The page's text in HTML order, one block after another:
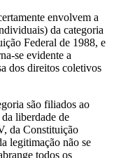
envolvem a
da categoria
Federal de 1988, e
se evidente a
dos direitos coletivos
são filiados ao
liberdade de
da Constituição
legitimação não se
todos os